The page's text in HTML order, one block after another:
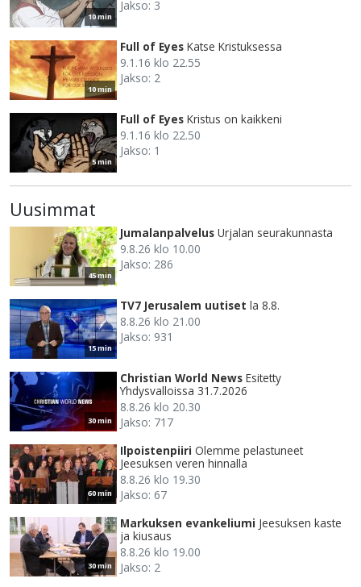
10 min
Jakso: 3
10 min
Full of Eyes Katse Kristuksessa
9.1.16 klo 22.55
Jakso: 2
5 min
Full of Eyes Kristus on kaikkeni
9.1.16 klo 22.50
Jakso: 1
Uusimmat
45 min
Jumalanpalvelus Urjalan seurakunnasta
9.8.26 klo 10.00
Jakso: 286
15 min
TV7 Jerusalem uutiset la 8.8.
8.8.26 klo 21.00
Jakso: 931
30 min
Christian World News Esitetty
Yhdysvalloissa 31.7.2026
8.8.26 klo 20.30
Jakso: 717
60 min
Ilpoistenpiiri Olemme pelastuneet
Jeesuksen veren hinnalla
8.8.26 klo 19.30
Jakso: 67
30 min
Markuksen evankeliumi Jeesuksen kaste
ja kiusaus
8.8.26 klo 19.00
Jakso: 2